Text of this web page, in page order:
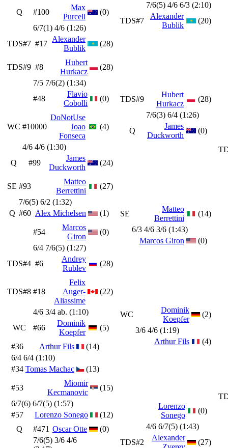
7/6(5) 4/6 6/3 (2:10)
TDS#7
Alexander
Bublik
(20)
Q #100
Max
Purcell
(0)
6/7(1) 4/6 (1:26)
TDS#7 #17
Alexander
Bublik
(28)
TDS#9 #8
Hubert
Hurkacz
(28)
7/5 7/6(2) (1:34)
#48
Flavio
Cobolli
(0) TDS#9
Hubert
Hurkacz
(28)
7/6(3) 6/4 (1:26)
Q
James
Duckworth
(0)
WC #10000
DoNotUse
Joao
Fonseca
(4)
4/6 4/6 (1:30)
Q
#99
James
Duckworth
(24)
SE #93
Matteo
Berrettini
(27)
7/6(5) 6/2 (1:32)
Q #60 Alex Michelsen (1) SE
Matteo
Berrettini
(14)
6/3 4/6 3/6 (1:43)
Marcos Giron
(0)
#54
Marcos
Giron
(0)
6/4 7/6(5) (1:27)
TDS#4 #6
Andrey
Rublev
(28)
TDS#8 #18
Felix
Auger-
Aliassime
(22)
4/6 3/4 ab. (1:10)
WC
#66
Dominik
Koepfer
(5)
WC
Dominik
Koepfer
(2)
3/6 4/6 (1:19)
Arthur Fils
(4)
#36 Arthur Fils
(14)
6/4 6/4 (1:10)
#34 Tomas Machac (13)
#53
Miomir
Kecmanovic
(15)
6/7(6) 6/7(5) (1:57)
#57
Lorenzo Sonego (12)
Lorenzo
Sonego
(0)
4/6 6/7(5) (1:43)
TDS#2
Alexander
(27)
Q #471 Oscar Otte
(0)
7/6(5) 3/6 4/6